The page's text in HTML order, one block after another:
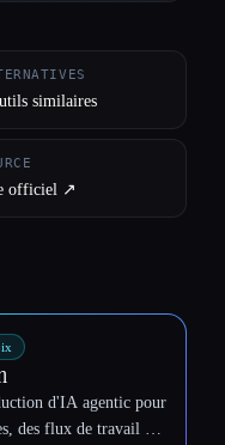
similaires
officiel ↗︎
d'IA agentic pour
des flux de travail et